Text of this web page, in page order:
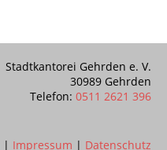
Stadtkantorei Gehrden e. V.
30989 Gehrden
Telefon: 0511 2621 396
| Impressum | Datenschutz